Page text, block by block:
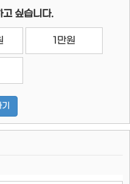
고 싶습니다.
1만원